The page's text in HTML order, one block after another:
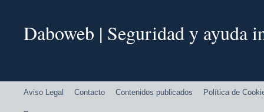
Daboweb | Seguridad y ayuda
Aviso Legal Contacto Contenidos publicados Política de